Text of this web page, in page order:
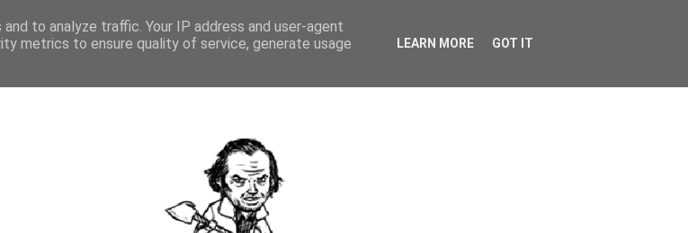
to analyze traffic. Your IP address and user-agent
metrics to ensure quality of service, generate usage
LEARN MORE GOT IT